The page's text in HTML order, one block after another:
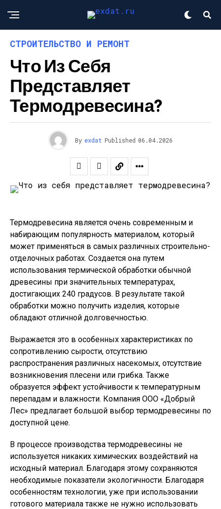
СТРОИТЕЛЬСТВО И РЕМОНТ
Что Из Себя
Представляет
Термодревесина?
By exdat Published 06.04.2026
Термодревесина является очень современным и
набирающим популярность материалом, который
может применяться в самых различных строительно-
отделочных работах. Создается она путем
использования термической обработки обычной
древесины при значительных температурах,
достигающих 240 градусов. В результате такой
обработки можно получить изделия, которые
обладают отличной долговечностью.
Выражается это в особенных характеристиках по
сопротивлению сырости, отсутствию
распространения различных насекомых, отсутствие
возникновения плесени или грибка. Также
образуется эффект устойчивости к температурным
перепадам и влажности. Компания ООО «Добрый
Лес» предлагает большой выбор термодревесины по
доступной цене.
В процессе производства термодревесины не
используется никаких химических воздействий на
исходный материал. Благодаря этому сохраняются
необходимые показатели экологичности. Благодаря
особенностям технологии, уже при использовании
готового материала также не нужно использовать